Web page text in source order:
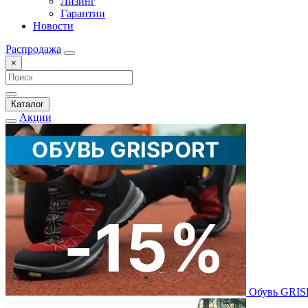
Гарантии
Новости
Распродажа
×
Каталог
Акции
Обувь